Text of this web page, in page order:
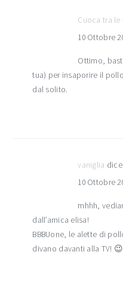
Cuoca tra le
10 Ottobre
Ottimo,
tua) per insaporire il
dal solito.
vaniglia dice
10 Ottobre
mhhh,
dall’amica elisa!
BBBUone, le alette di
divano davanti alla TV! 😉